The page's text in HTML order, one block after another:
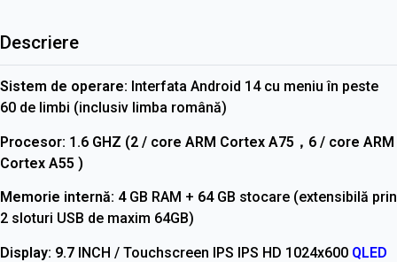
Descriere
Sistem de operare: Interfata Android 14 cu meniu în peste
60 de limbi (inclusiv limba română)
Procesor: 1.6 GHZ (2 / core ARM Cortex A75，6 / core ARM
Cortex A55 )
Memorie internă: 4 GB RAM + 64GB stocare (extensibilă prin
2 sloturi USB de maxim 64GB)
Display: 9.7 INCH / Touchscreen IPS IPS HD 1024x600 QLED